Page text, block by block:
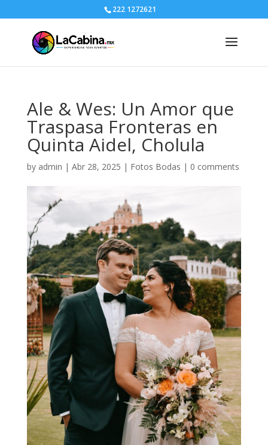
222 1272621
Ale & Wes: Un Amor que
Traspasa Fronteras en
Quinta Aidel, Cholula
by admin | Abr 28, 2025 | Fotos Bodas | 0 comments